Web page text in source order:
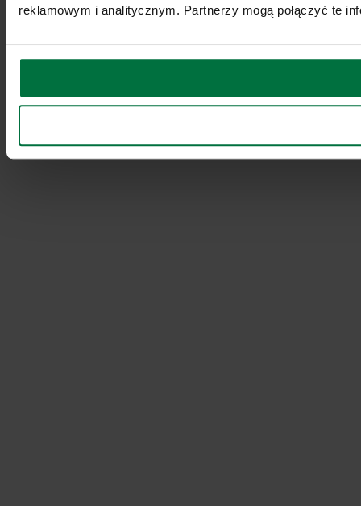
reklamowym i analitycznym. Partnerzy mogą połączyć te